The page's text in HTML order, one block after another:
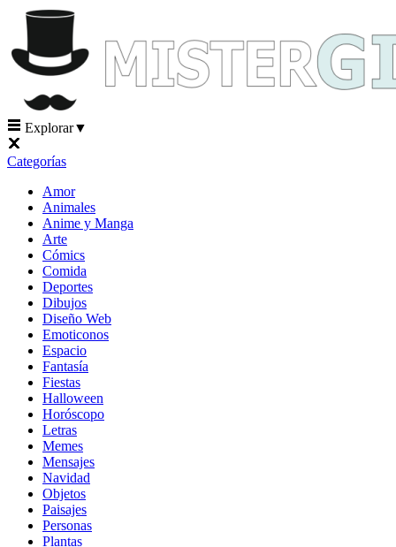
Explorar▼
Categorías
Amor
Animales
Anime y Manga
Arte
Cómics
Comida
Deportes
Dibujos
Diseño Web
Emoticonos
Espacio
Fantasía
Fiestas
Halloween
Horóscopo
Letras
Memes
Mensajes
Navidad
Objetos
Paisajes
Personas
Plantas